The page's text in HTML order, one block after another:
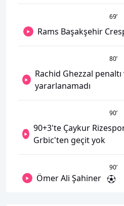
69’
Rams Başakşehir
80’
Rachid Ghezzal
yararlanamadı
90’
90+3'te Çaykur
Grbic'ten geçit yok
90’
Ömer Ali Şahiner